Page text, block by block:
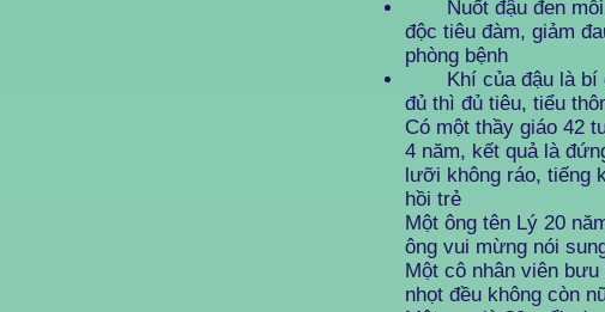
Nuốt đậu đen mỗi
độc tiêu đàm, giảm
phòng bệnh
Khí của đậu là bí
đủ thì đủ tiêu, tiểu
Có một thầy giáo 42
4 năm, kết quả là
lưỡi không ráo, tiếng
hồi trẻ
Một ông tên Lý 20
ông vui mừng nói
Một cô nhân viên
nhọt đều không còn